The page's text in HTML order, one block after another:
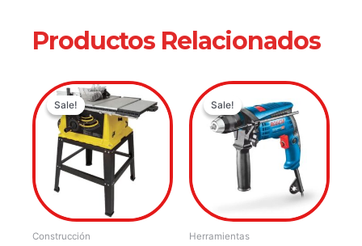
Productos Relacionados
Sale!
Sale!
Construcción
Original
price
$1,399,900.00.
Current
price
$1,199,900.00.
Sale!
Sale!
Herramientas
Original
price
was:
Current
price
is: